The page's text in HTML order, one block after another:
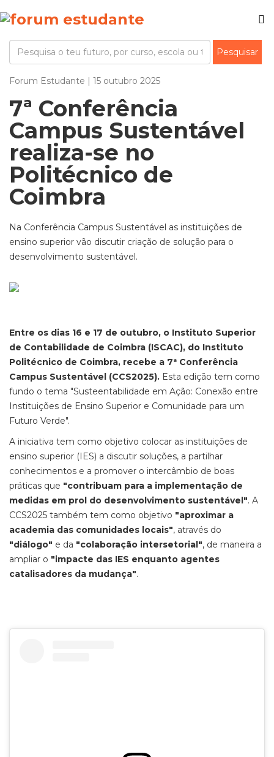
Forum Estudante | 15 outubro 2025
7ª Conferência
Campus Sustentável
realiza-se no
Politécnico de
Coimbra
Na Conferência Campus Sustentável as instituições de
ensino superior vão discutir criação de solução para o
desenvolvimento sustentável.
Entre os dias 16 e 17 de outubro, o Instituto Superior
de Contabilidade de Coimbra (ISCAC), do Instituto
Politécnico de Coimbra, recebe a 7ª Conferência
Campus Sustentável (CCS2025). Esta edição tem como
fundo o tema "Susteentabilidade em Ação: Conexão entre
Instituições de Ensino Superior e Comunidade para um
Futuro Verde".
A iniciativa tem como objetivo colocar as instituições de
ensino superior (IES) a discutir soluções, a partilhar
conhecimentos e a promover o intercâmbio de boas
práticas que "contribuam para a implementação de
medidas em prol do desenvolvimento sustentável". A
CCS2025 também tem como objetivo "aproximar a
academia das comunidades locais", através do
"diálogo" e da "colaboração intersetorial", de maneira a
ampliar o "impacte das IES enquanto agentes
catalisadores da mudança".